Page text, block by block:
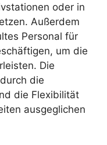
oder in
Außerdem
Personal für
um die
Die
die
die Flexibilität
ausgeglichen